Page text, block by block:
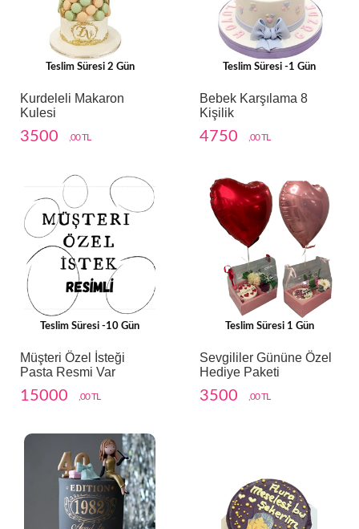
Teslim Süresi 2 Gün
Kurdeleli Makaron
Kulesi
3500 ,00 TL
Teslim Süresi -1 Gün
Bebek Karşılama 8
Kişilik
4750 ,00 TL
Teslim Süresi -10 Gün
Müşteri Özel İsteği
Pasta Resmi Var
15000 ,00 TL
Teslim Süresi 1 Gün
Sevgililer Gününe Özel
Hediye Paketi
3500 ,00 TL